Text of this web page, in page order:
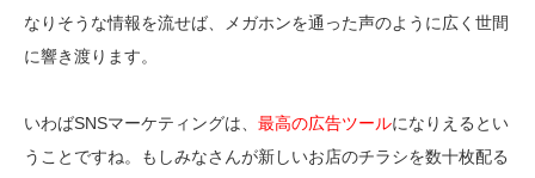
なりそうな情報を流せば、メガホンを通った声のように広く世間
に響き渡ります。
いわばSNSマーケティングは、 最高の広告ツールになりえるとい
うことですね。もしみなさんが新しいお店のチラシを数十枚配る